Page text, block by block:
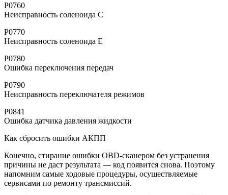
P0760
Неисправность соленоида C
P0770
Неисправность соленоида E
P0780
Ошибка переключения передач
P0790
Неисправность переключателя режимов
P0841
Ошибка датчика давления жидкости
Как сбросить ошибки АКПП
Конечно, стирание ошибки OBD-сканером без устранения
причины не даст результата — код появится снова. Поэтому
напомним самые ходовые процедуры, осуществляемые
сервисами по ремонту трансмиссий.